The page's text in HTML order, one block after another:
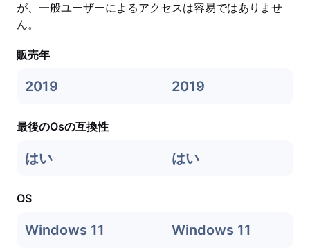
が、一般ユーザーによるアクセスは容易ではありませ
ん。
販売年
2019 2019
最後のOsの互換性
はい はい
OS
Windows 11 Windows 11